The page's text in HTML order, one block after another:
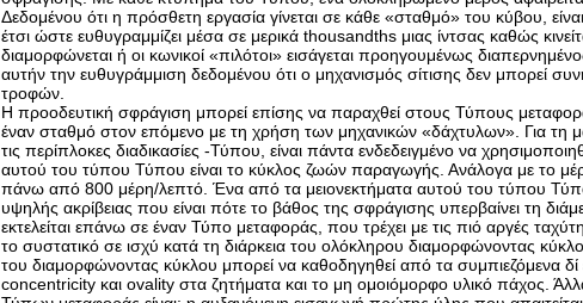
Δεδομένου ότι η πρόσθετη εργασία γίνεται σε κάθε «σταθμό» του κύβου,
έτσι ώστε ευθυγραμμίζει μέσα σε μερικά thousandths μιας ίντσας καθώς
διαμορφώνεται ή οι κωνικοί «πιλότοι» εισάγεται προηγουμένως
αυτήν την ευθυγράμμιση δεδομένου ότι ο μηχανισμός σίτισης δεν μπορεί
τροφών.
Η προοδευτική σφράγιση μπορεί επίσης να παραχθεί στους Τύπους
έναν σταθμό στον επόμενο με τη χρήση των μηχανικών «δάχτυλων». Για
τις περίπλοκες διαδικασίες -Τύπου, είναι πάντα ενδεδειγμένο να
αυτού του τύπου Τύπου είναι το κύκλος ζωών παραγωγής. Ανάλογα με το
πάνω από 800 μέρη/λεπτό. Ένα από τα μειονεκτήματα αυτού του τύπου Τύπου
υψηλής ακρίβειας που είναι πότε το βάθος της σφράγισης υπερβαίνει τη
εκτελείται επάνω σε έναν Τύπο μεταφοράς, που τρέχει με τις πιό αργές
το συστατικό σε ισχύ κατά τη διάρκεια του ολόκληρου διαμορφώνοντας
του διαμορφώνοντας κύκλου μπορεί να καθοδηγηθεί από τα συμπιεζόμενα
concentricity και ovality στα ζητήματα και το μη ομοιόμορφο υλικό πάχος.